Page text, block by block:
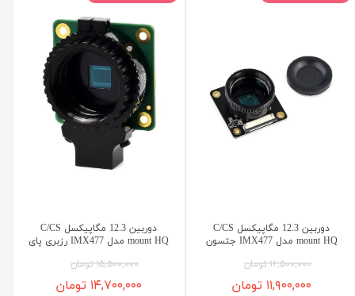
دوربین 12.3 مگاپیکسل C/CS
mount HQ مدل IMX477 جتسون
۱۲,۵۰۰,۰۰۰ تومان
۱۱,۹۰۰,۰۰۰ تومان
دوربین 12.3 مگاپیکسل C/CS
mount HQ مدل IMX477 رزبری پای
۱۵,۵۰۰,۰۰۰ تومان
۱۴,۷۰۰,۰۰۰ تومان